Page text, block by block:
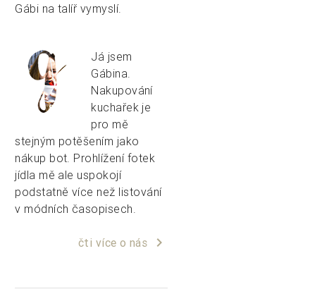
Gábi na talíř vymyslí.
Já jsem
Gábina.
Nakupování
kuchařek je
pro mě
stejným potěšením jako
nákup bot. Prohlížení fotek
jídla mě ale uspokojí
podstatně více než listování
v módních časopisech.
čti více o nás keyboard_arrow_right